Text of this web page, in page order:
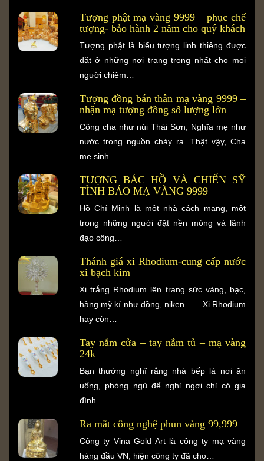
Tượng phật mạ vàng 9999 – phục chế
tượng- bảo hành 2 năm cho quý khách
Tượng phật là biểu tượng linh thiêng được
đặt ở những nơi trang trọng nhất cho mọi
người chiêm…
Tượng đồng bán thân mạ vàng 9999 –
nhận mạ tượng đồng số lượng lớn
Công cha như núi Thái Sơn, Nghĩa mẹ như
nước trong nguồn chảy ra. Thật vậy, Cha
mẹ sinh…
TƯỢNG BÁC HỒ VÀ CHIẾN SỸ
TÌNH BÁO MẠ VÀNG 9999
Hồ Chí Minh là một nhà cách mạng, một
trong những người đặt nền móng và lãnh
đạo công…
Thánh giá xi Rhodium-cung cấp nước
xi bạch kim
Xi trắng Rhodium lên trang sức vàng, bạc,
hàng mỹ kí như đồng, niken … . Xi Rhodium
hay còn…
Tay nắm cửa – tay nắm tủ – mạ vàng
24k
Bạn thường nghĩ rằng nhà bếp là nơi ăn
uống, phòng ngủ để nghỉ ngơi chỉ có gia
đình…
Ra mắt công nghệ phun vàng 99,999
Công ty Vina Gold Art là công ty mạ vàng
hàng đầu VN, hiện công ty đã cho…